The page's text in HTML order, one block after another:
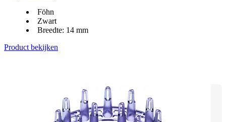
Föhn
Zwart
Breedte: 14 mm
Product bekijken